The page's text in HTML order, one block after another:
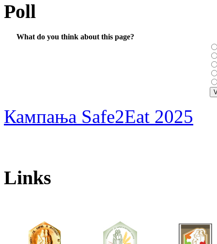
Poll
What do you think about this page?
Кампања Safe2Eat 2025
Links